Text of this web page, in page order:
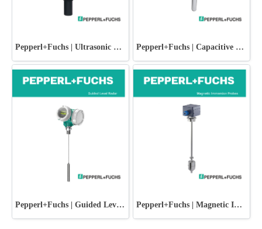
Pepperl+Fuchs | Ultrasonic Level Sensors Pepperl+Fuchs | Capacitive Limit Switches
Pepperl+Fuchs | Guided Level Radar Pepperl+Fuchs | Magnetic Immersion Probes